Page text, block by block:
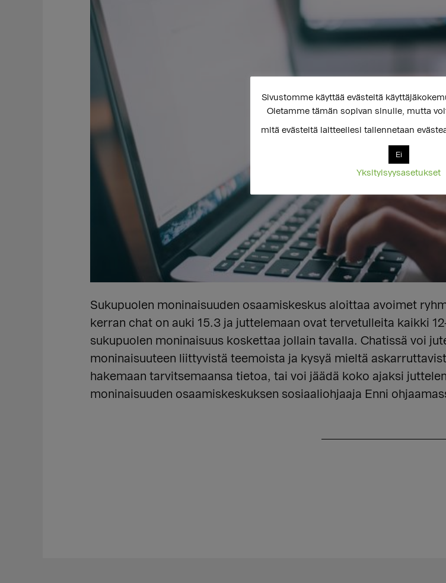
Sukupuolen moninaisuuden osaamiskeskus aloittaa avoimet
kerran chat on auki 15.3 ja juttelemaan ovat tervetulleita kaikki
sukupuolen moninaisuus koskettaa jollain tavalla. Chatissä voi
moninaisuuteen liittyvistä teemoista ja kysyä mieltä
hakemaan tarvitsemaansa tietoa, tai voi jäädä koko ajaksi
moninaisuuden osaamiskeskuksen sosiaaliohjaaja Enni
Sivustomme käyttää evästeitä
Oletamme tämän sopivan sinulle, mutta
mitä evästeitä laitteellesi tallennetaan
Ei
Yksityisyysasetukset